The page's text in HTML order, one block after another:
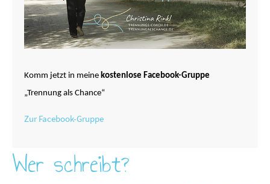
Komm jetzt in meine kostenlose Facebook-Gruppe
„Trennung als Chance“
Zur Facebook-Gruppe
Wer schreibt?